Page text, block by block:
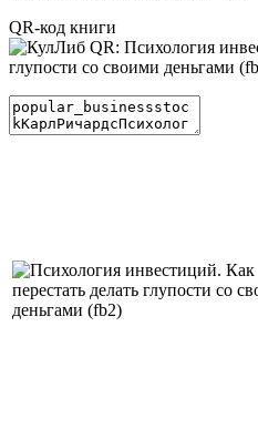
QR-код книги